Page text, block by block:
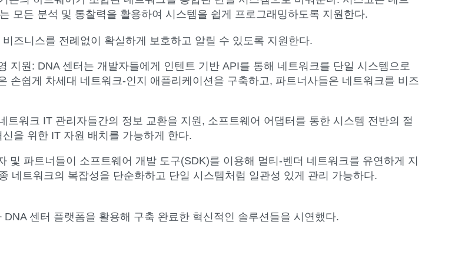
모든 분석 및 통찰력을 활용하여 시스템을 쉽게 프로그래밍하도록 지원한다.
즈니스를 전례없이 확실하게 보호하고 알릴 수 있도록 지원한다.
지원 : DNA 센터는 개발자들에게 인텐트 기반 API를 통해 네트워크를 단일 시스템으로
손쉽게 차세대 네트워크-인지 애플리케이션을 구축하고, 파트너사들은 네트워크를 비즈
트워크 IT 관리자들간의 정보 교환을 지원, 소프트웨어 어댑터를 통한 시스템 전반의 절
을 위한 IT 자원 배치를 가능하게 한다.
및 파트너들이 소프트웨어 개발 도구(SDK)를 이용해 멀티-벤더 네트워크를 유연하게 지
네트워크의 복잡성을 단순화하고 단일 시스템처럼 일관성 있게 관리 가능하다.
센터 플랫폼을 활용해 구축 완료한 혁신적인 솔루션들을 시연했다.